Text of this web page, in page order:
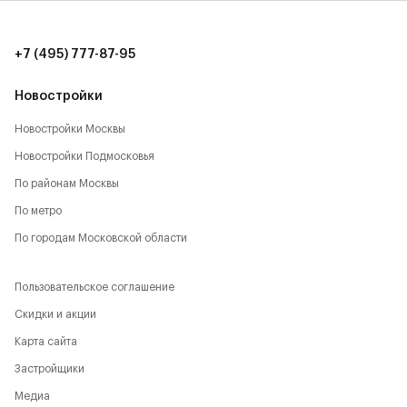
- Леоновская роща,
- Лосиный остров,
- Парк Сокольники,
- РАН,
- Парк Останкино,
Новостройки
Новостройки Москвы
Новостройки Подмосковья
По районам Москвы
По метро
По городам Московской области
+7 (495) 777-87-95
Пользовательское соглашение
Скидки и акции
Карта сайта
Застройщики
Медиа